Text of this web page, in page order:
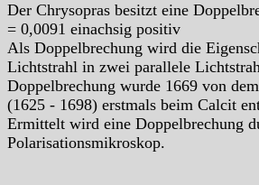
Der Chrysopras besitzt eine
= 0,0091 einachsig positiv
Als Doppelbrechung wird die
Lichtstrahl in zwei parallele
Doppelbrechung wurde 1669 von
(1625 - 1698) erstmals beim Calcit
Ermittelt wird eine Doppelbrechung
Polarisationsmikroskop.